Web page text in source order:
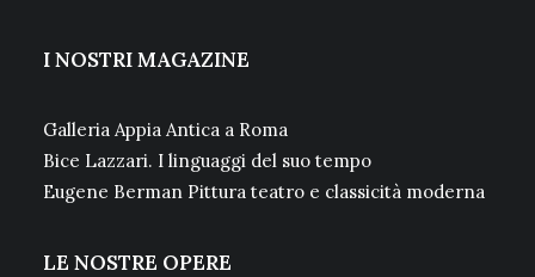
I NOSTRI MAGAZINE
Galleria Appia Antica a Roma
Bice Lazzari. I linguaggi del suo tempo
Eugene Berman Pittura teatro e classicità moderna
LE NOSTRE OPERE